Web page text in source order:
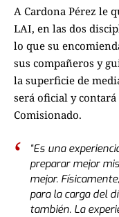
A Cardona Pérez le
LAI, en las dos
lo que su
sus compañeros y
la superficie de
será oficial y contará
Comisionado.
“Es una
preparar mejor
mejor.
para la carga del
también. La